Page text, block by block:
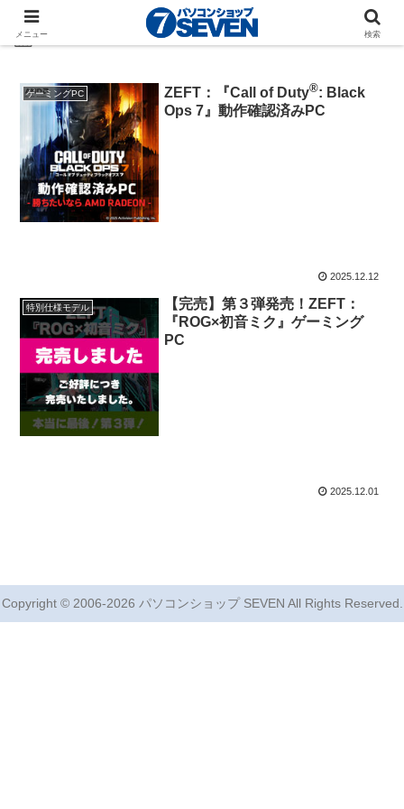
2025-12
ゲーミングPC ZEFT：『Call of Duty®: Black
Ops 7』動作確認済みPC
2025.12.12
特別仕様モデル
【完売】第３弾発売！ZEFT：
『ROG×初音ミク』ゲーミング
PC
2025.12.01
Copyright © 2006-2026 パソコンショップ SEVEN All Rights Reserved.
メニュー 検索